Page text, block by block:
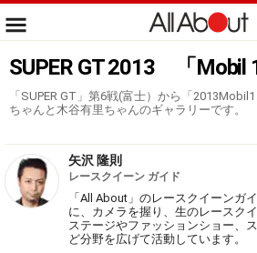
SUPER GT 2013 「Mobil
「SUPER GT」第6戦(富士）から「
ちゃんと木谷有里ちゃんのギャラリーです。
矢沢 隆則
レースクイーン ガイド
「All About」のレースクイーンガ
に、カメラを握り、生のレースク
ステージやファッションショー、
ど分野を広げて活動しています。